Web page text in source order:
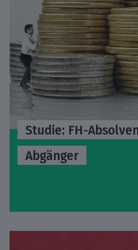
Studie: FH-
Abgänger